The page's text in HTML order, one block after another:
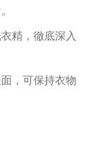
精，徹底深入
，可保持衣物